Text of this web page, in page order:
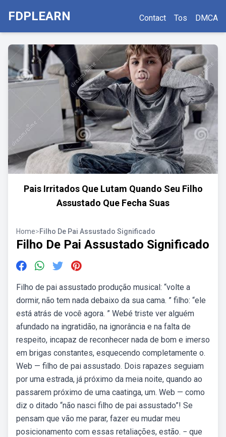
FDPLEARN Contact Tos DMCA
Pais Irritados Que Lutam Quando Seu Filho
Assustado Que Fecha Suas
Home>Filho De Pai Assustado Significado
Filho De Pai Assustado Significado
Filho de pai assustado produção musical: “volte a
dormir, não tem nada debaixo da sua cama. ” filho: “ele
está atrás de você agora. ” Webé triste ver alguém
afundado na ingratidão, na ignorância e na falta de
respeito, incapaz de reconhecer nada de bom e imerso
em brigas constantes, esquecendo completamente o.
Web — filho de pai assustado. Dois rapazes seguiam
por uma estrada, já próximo da meia noite, quando ao
passarem próximo de uma caatinga, um. Web — como
diz o ditado “não nasci filho de pai assustado”! Se
pensam que vão me parar, fazer eu mudar meu
posicionamento com essas retaliações, estão. − que